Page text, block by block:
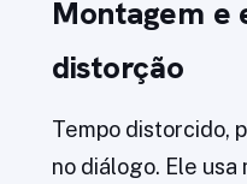
Montagem e
distorção
Tempo distorcido,
no diálogo. Ele